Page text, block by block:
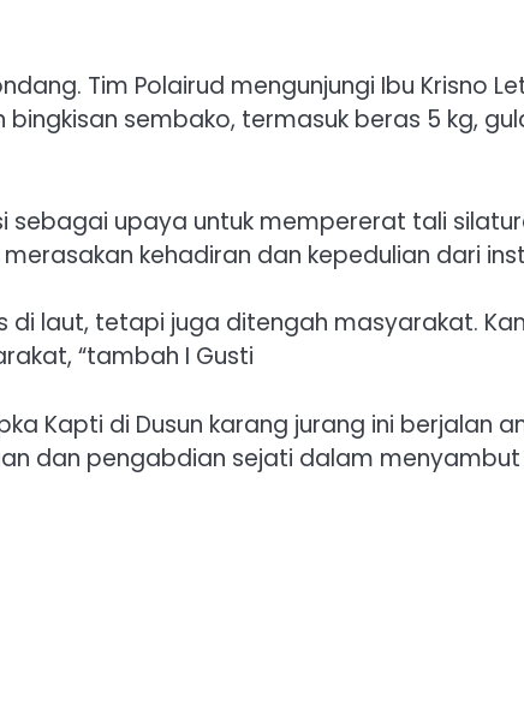
Tim Polairud mengunjungi Ibu Krisno
sembako, termasuk beras 5 kg,
sebagai upaya untuk mempererat tali
kehadiran dan kepedulian dari
di laut, tetapi juga ditengah masyarakat.
“tambah I Gusti
Kapti di Dusun karang jurang ini berjalan
dan pengabdian sejati dalam menyambut